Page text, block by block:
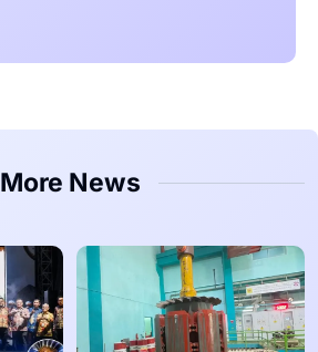
More News